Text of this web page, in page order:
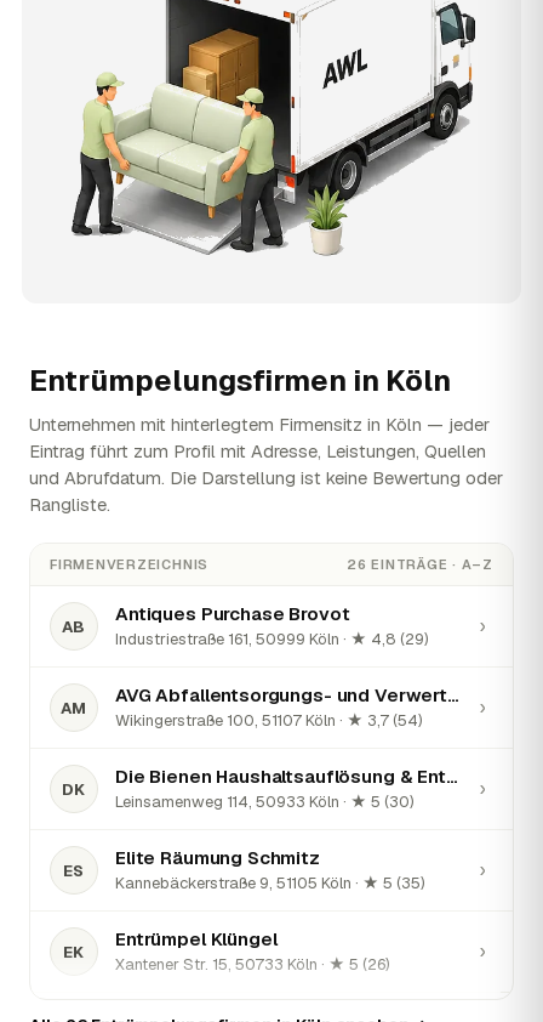
Entrümpelungsfirmen in Köln
Unternehmen mit hinterlegtem Firmensitz in Köln — jeder
Eintrag führt zum Profil mit Adresse, Leistungen, Quellen
und Abrufdatum. Die Darstellung ist keine Bewertung oder
Rangliste.
FIRMENVERZEICHNIS 26 EINTRÄGE · A–Z
AB
Antiques Purchase Brovot
Industriestraße 161, 50999 Köln · ★ 4,8 (29)
›
AM
AVG Abfallentsorgungs- und Verwertungsgesellschaft mbH
Wikingerstraße 100, 51107 Köln · ★ 3,7 (54)
›
DK
Die Bienen Haushaltsauflösung & Entrümpelung Köln
Leinsamenweg 114, 50933 Köln · ★ 5 (30)
›
ES
Elite Räumung Schmitz
Kannebäckerstraße 9, 51105 Köln · ★ 5 (35)
›
EK
Entrümpel Klüngel
Xantener Str. 15, 50733 Köln · ★ 5 (26)
›